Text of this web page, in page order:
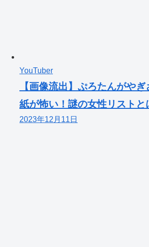
YouTuber
【画像流出】ぷろたんがや
紙が怖い！謎の女性リストと
2023年12月11日